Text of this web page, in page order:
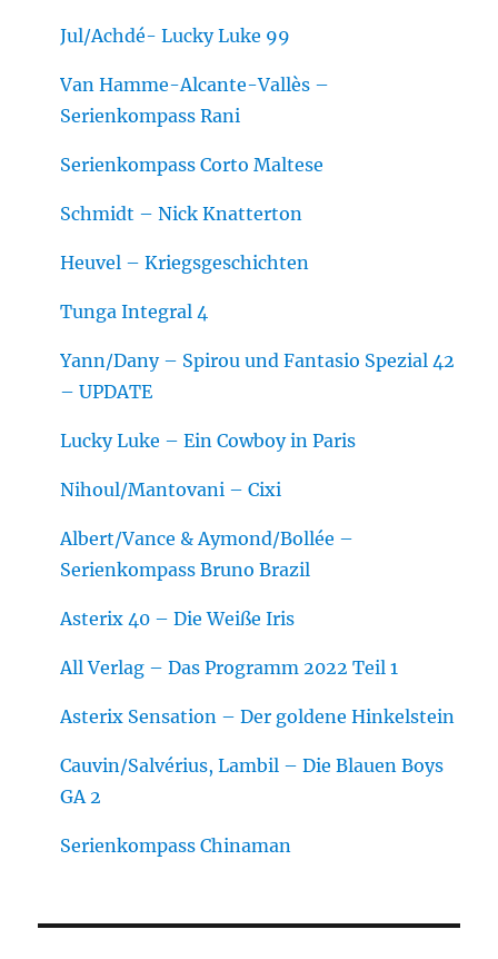
Jul/Achdé- Lucky Luke 99
Van Hamme-Alcante-Vallès –
Serienkompass Rani
Serienkompass Corto Maltese
Schmidt – Nick Knatterton
Heuvel – Kriegsgeschichten
Tunga Integral 4
Yann/Dany – Spirou und Fantasio Spezial 42
– UPDATE
Lucky Luke – Ein Cowboy in Paris
Nihoul/Mantovani – Cixi
Albert/Vance & Aymond/Bollée –
Serienkompass Bruno Brazil
Asterix 40 – Die Weiße Iris
All Verlag – Das Programm 2022 Teil 1
Asterix Sensation – Der goldene Hinkelstein
Cauvin/Salvérius, Lambil – Die Blauen Boys
GA 2
Serienkompass Chinaman